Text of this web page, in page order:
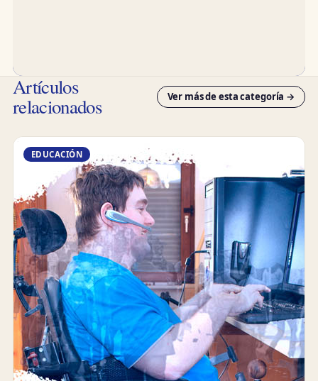
Artículos
relacionados Ver más de esta categoría →
EDUCACIÓN